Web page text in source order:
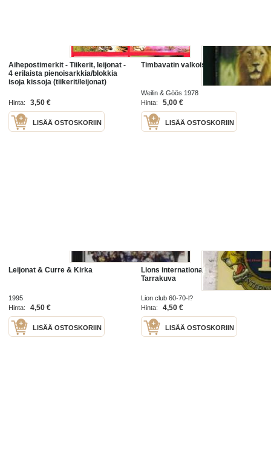
Aihepostimerkit - Tiikerit, leijonat -
4 erilaista pienoisarkkia/blokkia
isoja kissoja (tiikerit/leijonat)
Hinta: 3,50 €
LISÄÄ OSTOSKORIIN
Timbavatin valkoiset leijonat
Weilin & Göös 1978
Hinta:
5,00 €
LISÄÄ OSTOSKORIIN
Leijonat & Curre & Kirka
1995
Hinta:
4,50 €
LISÄÄ OSTOSKORIIN
Lions international member.
Tarrakuva
Lion club 60-70-l?
Hinta:
4,50 €
LISÄÄ OSTOSKORIIN